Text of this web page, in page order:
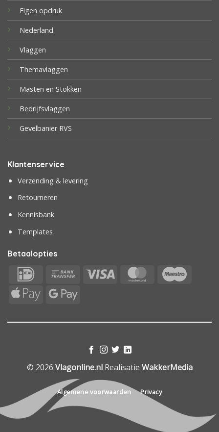
Eigen opdruk
Nederland
Vlaggen
Themavlaggen
Masten en Stokken
Bedrijfsvlaggen
Gevelbanier RVS
Klantenservice
Verzending & levering
Retourneren
Kennisbank
Templates
Betaalopties
IDeal
Bank
Visa MasterCard
Apple
Google
© 2026 Vlagonline.nlRealisatie WakkerMedia
Algemene voorwaarden Privacy